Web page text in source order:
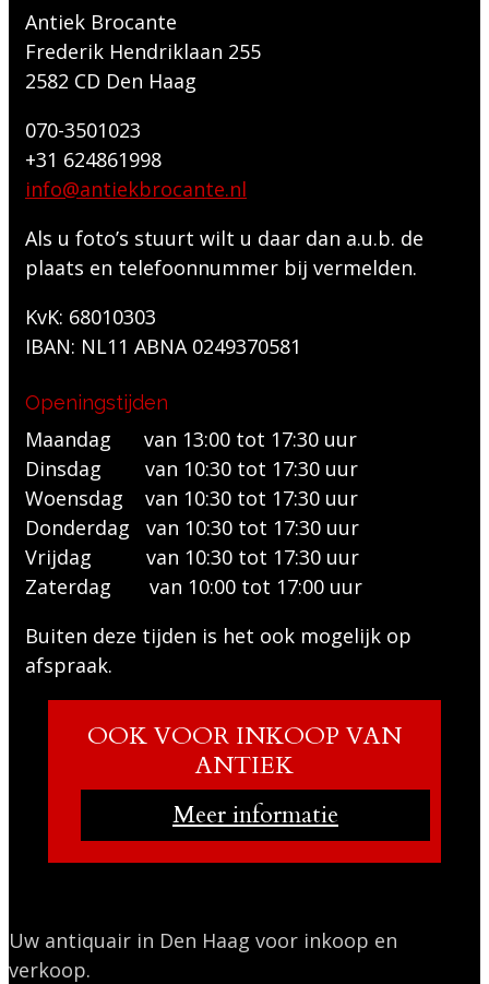
Antiek Brocante
Frederik Hendriklaan 255
2582 CD Den Haag
070-3501023
+31 624861998
info@antiekbrocante.nl
Als u foto’s stuurt wilt u daar dan a.u.b. de
plaats en telefoonnummer bij vermelden.
KvK: 68010303
IBAN: NL11 ABNA 0249370581
Openingstijden
Maandag van 13:00 tot 17:30 uur
Dinsdag van 10:30 tot 17:30 uur
Woensdag van 10:30 tot 17:30 uur
Donderdag van 10:30 tot 17:30 uur
Vrijdag van 10:30 tot 17:30 uur
Zaterdag van 10:00 tot 17:00 uur
Buiten deze tijden is het ook mogelijk op
afspraak.
OOK VOOR INKOOP VAN
ANTIEK
Meer informatie
Uw antiquair in Den Haag voor inkoop en
verkoop.